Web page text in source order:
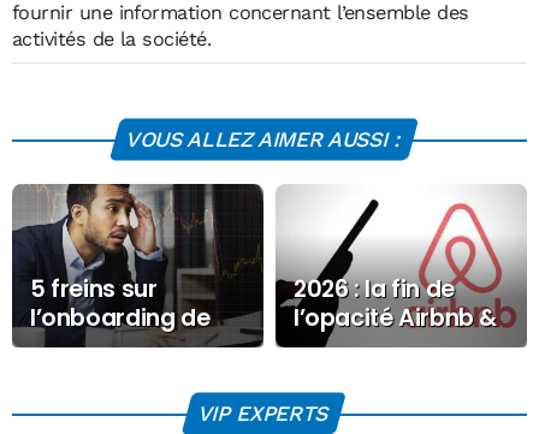
fournir une information concernant l’ensemble des
activités de la société.
VOUS ALLEZ AIMER AUSSI :
5 freins sur
l’onboarding de
nouveaux
2026 : la fin de
l’opacité Airbnb &
co : le réveil forcé
location
VIP EXPERTS